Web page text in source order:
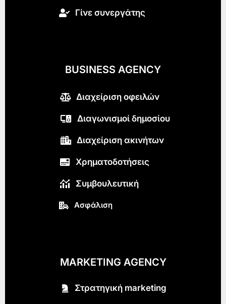
Γίνε συνεργάτης
BUSINESS AGENCY
Διαχείριση οφειλών
Διαγωνισμοί δημοσίου
Διαχείριση ακινήτων
Χρηματοδοτήσεις
Συμβουλευτική
Ασφάλιση
MARKETING AGENCY
Στρατηγική marketing